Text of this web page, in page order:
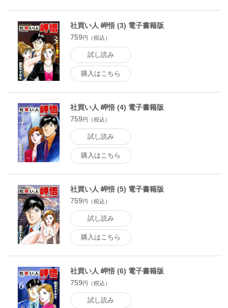
社買い人 岬悟 (3) 電子書籍版
759円（税込）
試し読み
購入はこちら
社買い人 岬悟 (4) 電子書籍版
759円（税込）
試し読み
購入はこちら
社買い人 岬悟 (5) 電子書籍版
759円（税込）
試し読み
購入はこちら
社買い人 岬悟 (6) 電子書籍版
759円（税込）
試し読み